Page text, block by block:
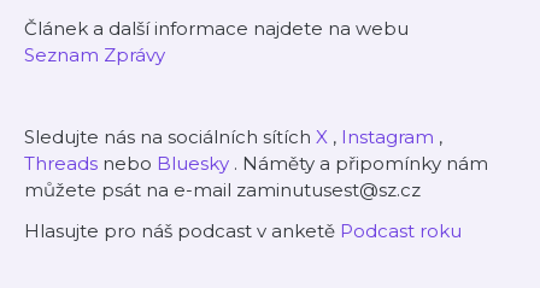
Článek a další informace najdete na webu
Seznam Zprávy
Sledujte nás na sociálních sítích X , Instagram ,
Threads nebo Bluesky . Náměty a připomínky nám
můžete psát na e-mail zaminutusest@sz.cz
Hlasujte pro náš podcast v anketě Podcast roku